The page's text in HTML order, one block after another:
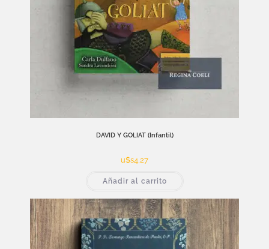
DAVID Y GOLIAT (Infantil)
u$s4,27
Añadir al carrito